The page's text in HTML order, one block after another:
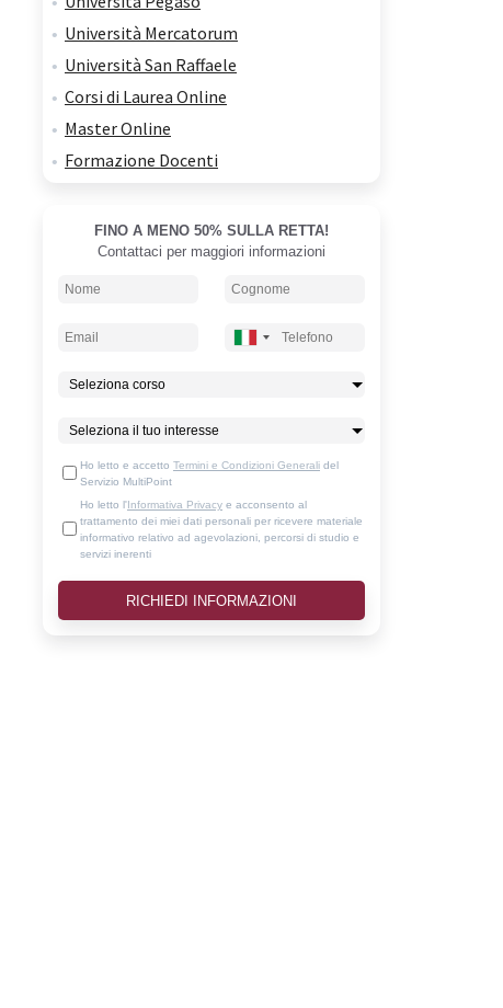
Università Mercatorum
Università San Raffaele
Corsi di Laurea Online
Master Online
Formazione Docenti
FINO A MENO 50% SULLA RETTA!
Contattaci per maggiori informazioni
Ho letto e accetto Termini e Condizioni Generali del
Servizio MultiPoint
Ho letto l'Informativa Privacy e acconsento al
trattamento dei miei dati personali per ricevere materiale
informativo relativo ad agevolazioni, percorsi di studio e
servizi inerenti